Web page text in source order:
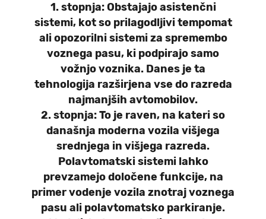
1. stopnja:Obstajajo asistenčni
sistemi, kot so prilagodljivi tempomat
ali opozorilni sistemi za spremembo
voznega pasu, ki podpirajo samo
vožnjo voznika. Danes je ta
tehnologija razširjena vse do razreda
najmanjših avtomobilov.
2. stopnja:To je raven, na kateri so
današnja moderna vozila višjega
srednjega in višjega razreda.
Polavtomatski sistemi lahko
prevzamejo določene funkcije, na
primer vodenje vozila znotraj voznega
pasu ali polavtomatsko parkiranje.